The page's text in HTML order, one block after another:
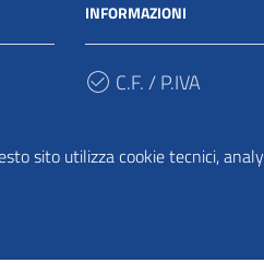
sito utilizza cookie tecnici,
INFORMAZIONI
C.F. / P.IVA
Cod. Univoco